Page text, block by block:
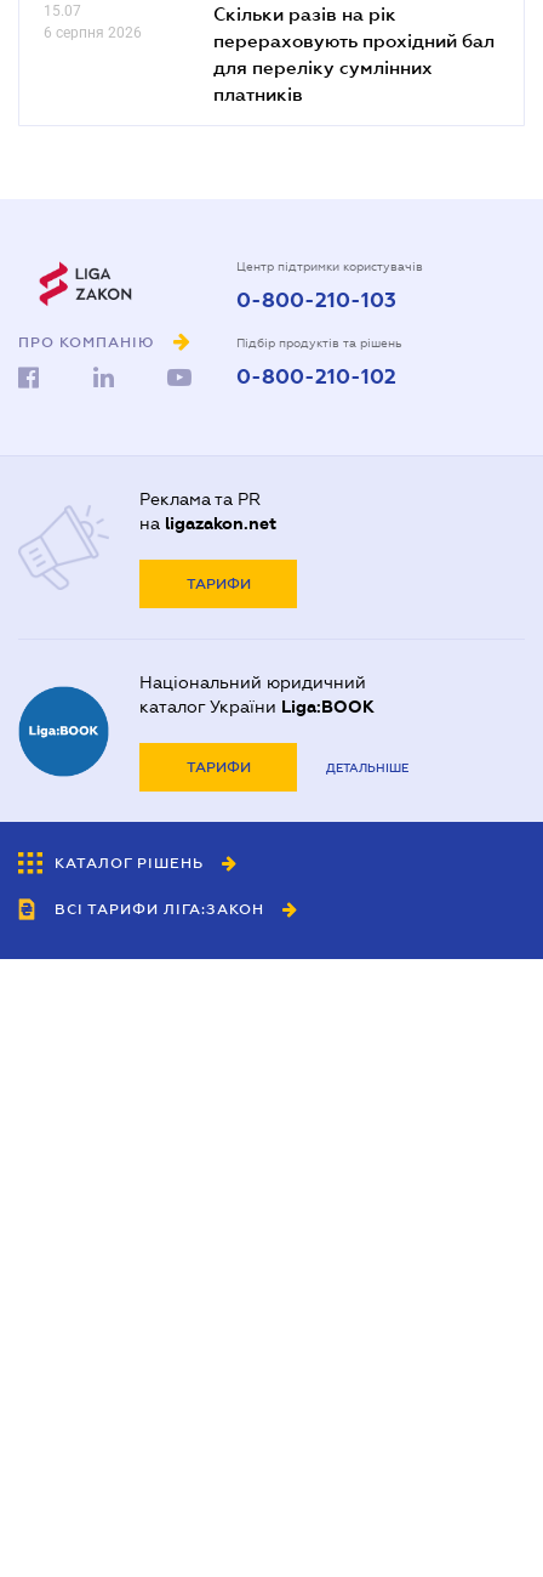
15.07
6 серпня 2026
Скільки разів на рік
перераховують прохідний бал
для переліку сумлінних
платників
ПРО КОМПАНІЮ
Центр підтримки користувачів
0-800-210-103
Підбір продуктів та рішень
0-800-210-102
Реклама та PR
на ligazakon.net
ТАРИФИ
Національний юридичний
каталог України Liga:BOOK
ТАРИФИ ДЕТАЛЬНІШЕ
КАТАЛОГ РІШЕНЬ
ВСІ ТАРИФИ ЛІГА:ЗАКОН